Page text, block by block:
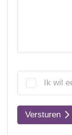
Ik wil
Versturen